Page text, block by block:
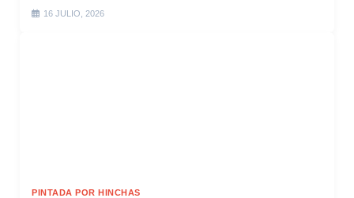
16 JULIO, 2026
PINTADA POR HINCHAS